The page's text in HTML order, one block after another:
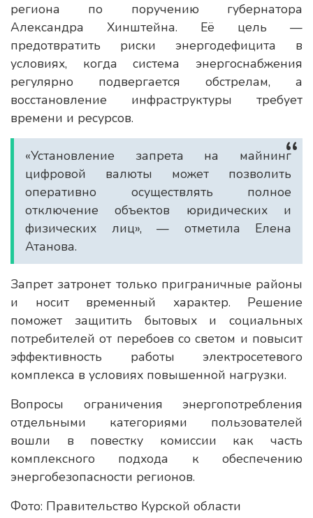
региона по поручению губернатора
Александра Хинштейна. Её цель —
предотвратить риски энергодефицита в
условиях, когда система энергоснабжения
регулярно подвергается обстрелам, а
восстановление инфраструктуры требует
времени и ресурсов.
«Установление запрета на майнинг
цифровой валюты может позволить
оперативно осуществлять полное
отключение объектов юридических и
физических лиц», — отметила Елена
Атанова.
Запрет затронет только приграничные районы
и носит временный характер. Решение
поможет защитить бытовых и социальных
потребителей от перебоев со светом и повысит
эффективность работы электросетевого
комплекса в условиях повышенной нагрузки.
Вопросы ограничения энергопотребления
отдельными категориями пользователей
вошли в повестку комиссии как часть
комплексного подхода к обеспечению
энергобезопасности регионов.
Фото: Правительство Курской области